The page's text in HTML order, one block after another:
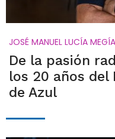
JOSÉ MANUEL LUCÍA
De la pasión
los 20 años del
de Azul